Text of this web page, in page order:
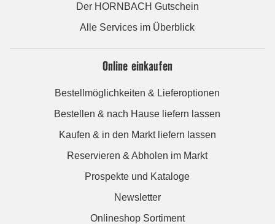
Der HORNBACH Gutschein
Alle Services im Überblick
Online einkaufen
Bestellmöglichkeiten & Lieferoptionen
Bestellen & nach Hause liefern lassen
Kaufen & in den Markt liefern lassen
Reservieren & Abholen im Markt
Prospekte und Kataloge
Newsletter
Onlineshop Sortiment